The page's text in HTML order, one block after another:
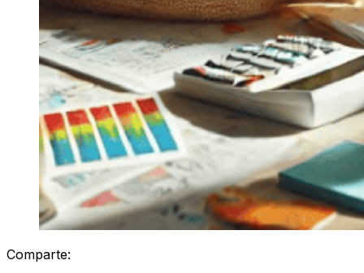
Comparte: